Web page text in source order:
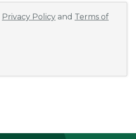
Privacy Policy and Terms of